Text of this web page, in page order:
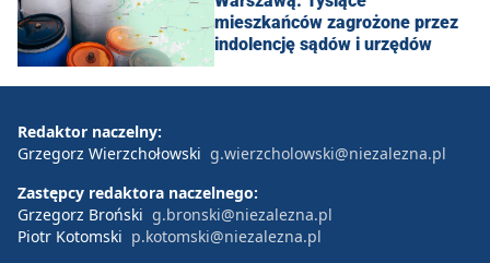
mieszkańców zagrożone przez
indolencję sądów i urzędów
Redaktor naczelny:
Grzegorz Wierzchołowski g.wierzcholowski@niezalezna.pl
Zastępcy redaktora naczelnego:
Grzegorz Broński g.bronski@niezalezna.pl
Piotr Kotomski p.kotomski@niezalezna.pl